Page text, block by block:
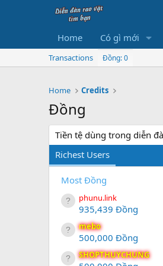
Home Có gì mới
Transactions Đồng: 0
Home Credits
Đồng
Tiền tệ dùng trong diễn
Richest Users
Most Đồng
phunu.link
935,439 Đồng
mebo
500,000 Đồng
SHOPTHUYCHUNG